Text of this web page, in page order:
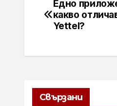
Едно
какво
Yettel?
Свързани